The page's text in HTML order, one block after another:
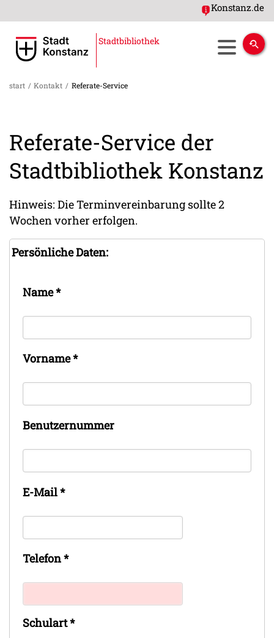
Konstanz.de
Stadtbibliothek
start / Kontakt / Referate-Service
Referate-Service der
Stadtbibliothek Konstanz
Hinweis: Die Terminvereinbarung sollte 2
Wochen vorher erfolgen.
Persönliche Daten:
Name*
Vorname*
Benutzernummer
E-Mail*
Telefon*
Schulart*